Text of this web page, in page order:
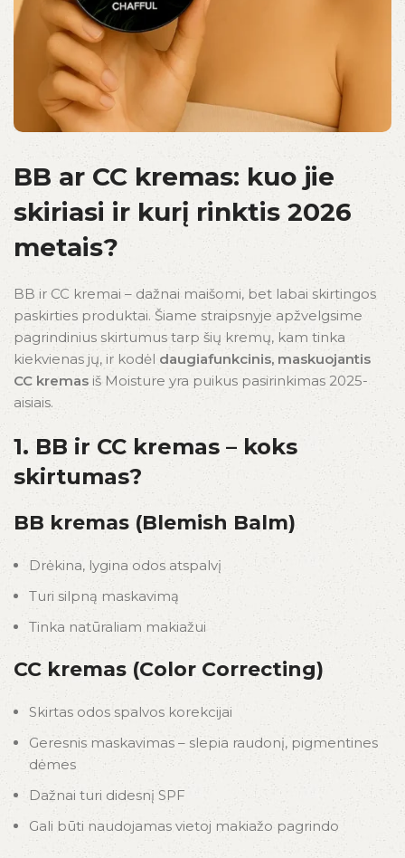
BB ar CC kremas: kuo jie
skiriasi ir kurį rinktis 2026
metais?
BB ir CC kremai – dažnai maišomi, bet labai skirtingos
paskirties produktai. Šiame straipsnyje apžvelgsime
pagrindinius skirtumus tarp šių kremų, kam tinka
kiekvienas jų, ir kodėl daugiafunkcinis, maskuojantis
CC kremas iš Moisture yra puikus pasirinkimas 2025-
aisiais.
1. BB ir CC kremas – koks
skirtumas?
BB kremas (Blemish Balm)
Drėkina, lygina odos atspalvį
Turi silpną maskavimą
Tinka natūraliam makiažui
CC kremas (Color Correcting)
Skirtas odos spalvos korekcijai
Geresnis maskavimas – slepia raudonį, pigmentines
dėmes
Dažnai turi didesnį SPF
Gali būti naudojamas vietoj makiažo pagrindo